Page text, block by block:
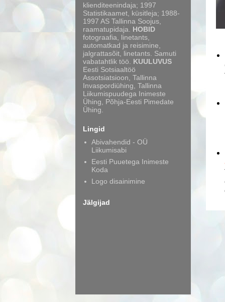
klienditeenindaja; 1997
Statistikaamet, küsitleja; 1988-
1997 AS Tallinna Soojus,
raamatupidaja. HOBID
fotograafia, linetants,
automatkad ja reisimine,
jalgrattasõit, linetants. Samuti
vabatahtlik töö. KUULUVUS
Eesti Sotsiaaltöö
Assotsiatsioon, Tallinna
Invaspordiühing, Tallinna
Liikumispuudega Inimeste
Ühing, Põhja-Eesti Pimedate
Ühing.
Lingid
Abivahendid - OÜ
Liikumisabi
Eesti Puuetega Inimeste
Koda
Logo disainimine
Jälgijad